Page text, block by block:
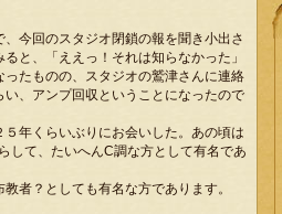
、今回のスタジオ閉鎖の報を聞き小出さ
ると、「ええっ！それは知らなかった」
ったものの、スタジオの鷲津さんに連絡
い、アンプ回収ということになったので
５年くらいぶりにお会いした。あの頃は
して、たいへんC調な方として有名であ
者？としても有名な方であります。